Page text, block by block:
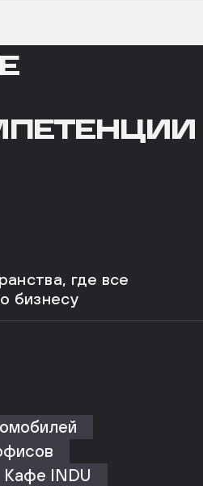
где все
бизнесу
Кафе INDU